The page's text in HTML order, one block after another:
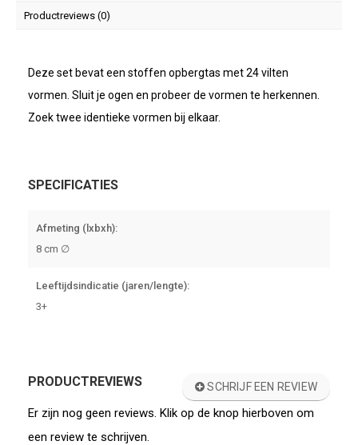
Productreviews (0)
Deze set bevat een stoffen opbergtas met 24 vilten
vormen. Sluit je ogen en probeer de vormen te herkennen.
Zoek twee identieke vormen bij elkaar.
SPECIFICATIES
Afmeting (lxbxh):
8 cm ∅
Leeftijdsindicatie (jaren/lengte):
3+
PRODUCTREVIEWS SCHRIJF EEN REVIEW
Er zijn nog geen reviews. Klik op de knop hierboven om
een review te schrijven.